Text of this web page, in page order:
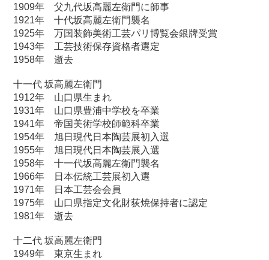
1909年 父九代坂高麗左衛門に師事
1921年 十代坂高麗左衛門襲名
1925年 万国装飾美術工芸パリ博覧会銀牌受賞
1943年 工芸技術保存資格者選定
1958年 逝去
十一代 坂高麗左衛門
1912年 山口県生まれ
1931年 山口県豊浦中学校を卒業
1941年 帝国美術学校師範科卒業
1954年 旭日現代日本陶芸展初入選
1955年 旭日現代日本陶芸展入選
1958年 十一代坂高麗左衛門襲名
1966年 日本伝統工芸展初入選
1971年 日本工芸会会員
1975年 山口県指定文化財荻焼保持者に認定
1981年 逝去
十二代 坂高麗左衛門
1949年 東京生まれ